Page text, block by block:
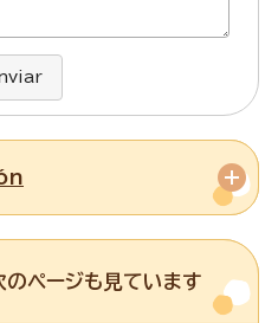
ページも見ています